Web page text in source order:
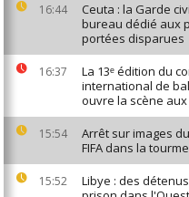
16:44
Ceuta : la Garde
bureau dédié aux
portées disparues
16:37
La 13ᵉ édition du
international de
ouvre la scène
15:54
Arrêt sur images
FIFA dans la
15:52
Libye : des